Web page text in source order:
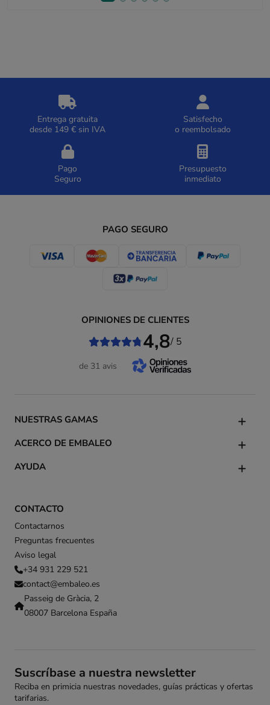
Entrega gratuita
desde 149 € sin IVA
Satisfecho
o reembolsado
Pago
Seguro
Presupuesto
inmediato
PAGO SEGURO
CONTACTO
Contactarnos
Preguntas frecuentes
Aviso legal
+34 931 229 521
contact@embaleo.es
Passeig de Gràcia, 2
08007 Barcelona España
NUESTRAS GAMAS
ACERCO DE EMBALEO
AYUDA
OPINIONES DE CLIENTES
4,8/ 5
de 31 avis
Suscríbase a nuestra newsletter
Reciba en primicia nuestras novedades, guías prácticas y ofertas
tarifarias.